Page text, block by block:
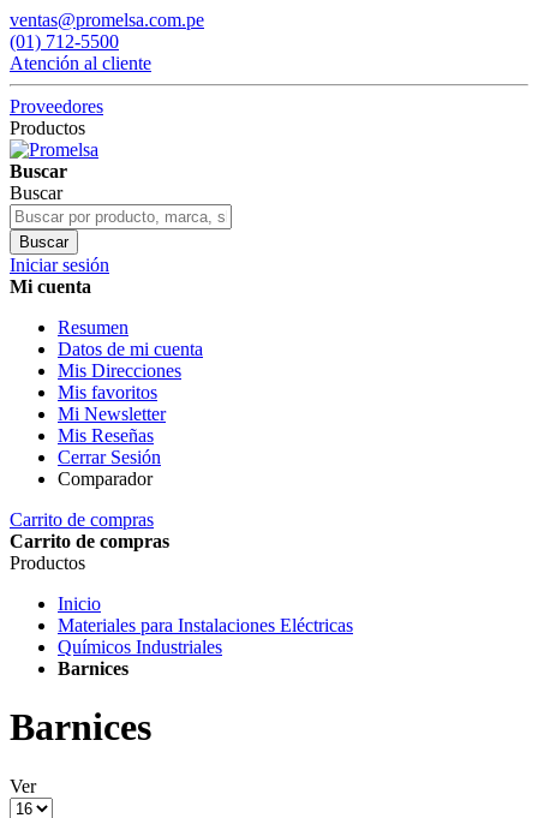
ventas@promelsa.com.pe
(01) 712-5500
Atención al cliente
Proveedores
Productos
Buscar
Buscar
Buscar
Iniciar sesión
Mi cuenta
Resumen
Datos de mi cuenta
Mis Direcciones
Mis favoritos
Mi Newsletter
Mis Reseñas
Cerrar Sesión
Comparador
Carrito de compras
Carrito de compras
Productos
Inicio
Materiales para Instalaciones Eléctricas
Químicos Industriales
Barnices
Barnices
Ver